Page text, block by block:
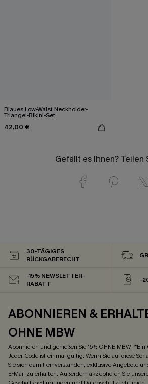
Blaues Low-Waist Neckholder-
Triangel-Bikini-Set
42,00 €
Gefällt es Ihnen? Teilen
30-TÄGIGES
RÜCKGABERECHT
-15% NEWSLETTER-
RABATT
-
ABONNIEREN &
OHNE MBW
Abonnieren und genießen Sie 15% OHNE MBW!
Jeder Code ist einmal gültig. Wenn Sie auf diese
Sie sich damit einverstanden, exklusive Angebote
E-Mail zu erhalten. Außerdem akzeptieren Sie